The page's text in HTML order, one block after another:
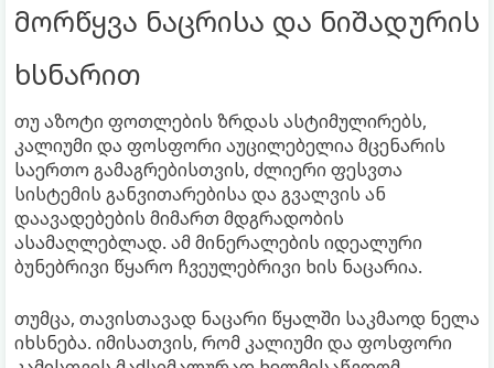
მორწყვა ნაცრისა და ნიშადურის
ხსნარით
თუ აზოტი ფოთლების ზრდას ასტიმულირებს,
კალიუმი და ფოსფორი აუცილებელია მცენარის
საერთო გამაგრებისთვის, ძლიერი ფესვთა
სისტემის განვითარებისა და გვალვის ან
დაავადებების მიმართ მდგრადობის
ასამაღლებლად. ამ მინერალების იდეალური
ბუნებრივი წყარო ჩვეულებრივი ხის ნაცარია.
თუმცა, თავისთავად ნაცარი წყალში საკმაოდ ნელა
იხსნება. იმისათვის, რომ კალიუმი და ფოსფორი